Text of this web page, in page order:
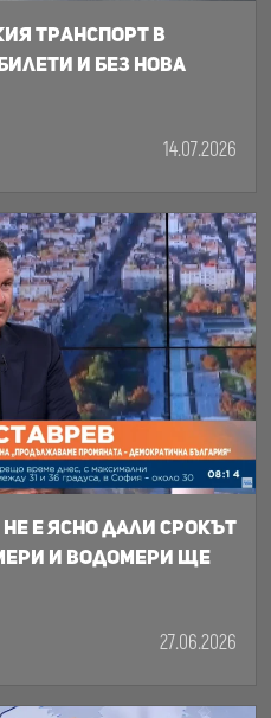
транспорт в
и без нова
14.07.2026
е ясно дали срокът
и водомери ще
27.06.2026